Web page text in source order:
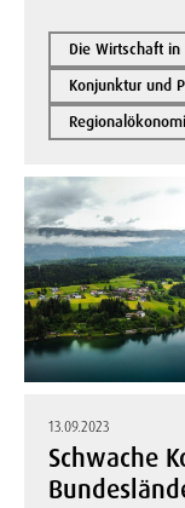
Die Wirtschaft
Konjunktur und
13.09.2023
Schwache